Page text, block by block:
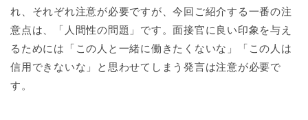
れ、それぞれ注意が必要ですが、今回ご紹介する一番の注
意点は、「人間性の問題」です。面接官に良い印象を与え
るためには「この人と一緒に働きたくないな」「この人は
信用できないな」と思わせてしまう発言は注意が必要で
す。